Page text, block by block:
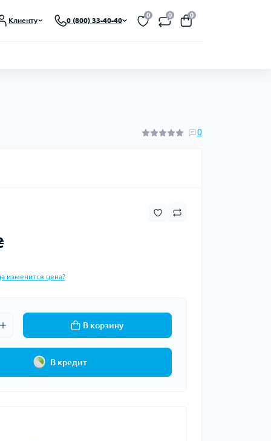
Клиенту 0 (800) 33-40-40
0 0 0
0
изменится цена?
В корзину
В кредит
UA
Закрыть